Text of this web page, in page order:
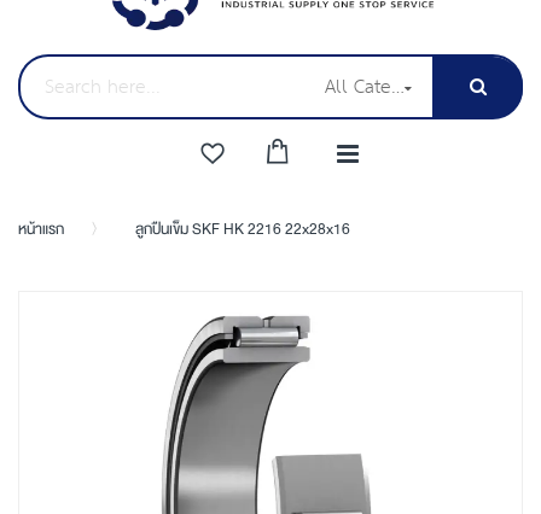
All Categories
หน้าแรก ลูกปืนเข็ม SKF HK 2216 22x28x16
to
the
end
of
images
gallery